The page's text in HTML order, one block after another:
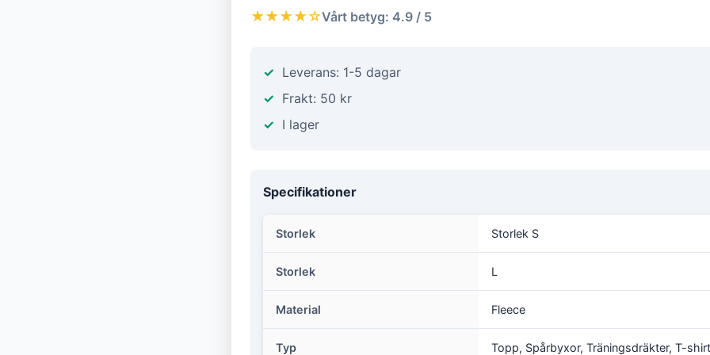
★★★★☆Vårt betyg: 4.9 / 5
Leverans: 1-5 dagar
Frakt: 50 kr
I lager
Specifikationer
Storlek Storlek S
Storlek L
Material Fleece
Typ Topp, Spårbyxor, Träningsdräkter, T-